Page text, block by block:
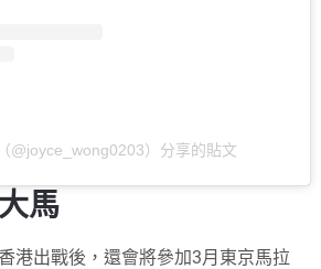
@joyce_wong0203）分享的貼文
馬
港出戰後，還會將參加3月東京馬拉